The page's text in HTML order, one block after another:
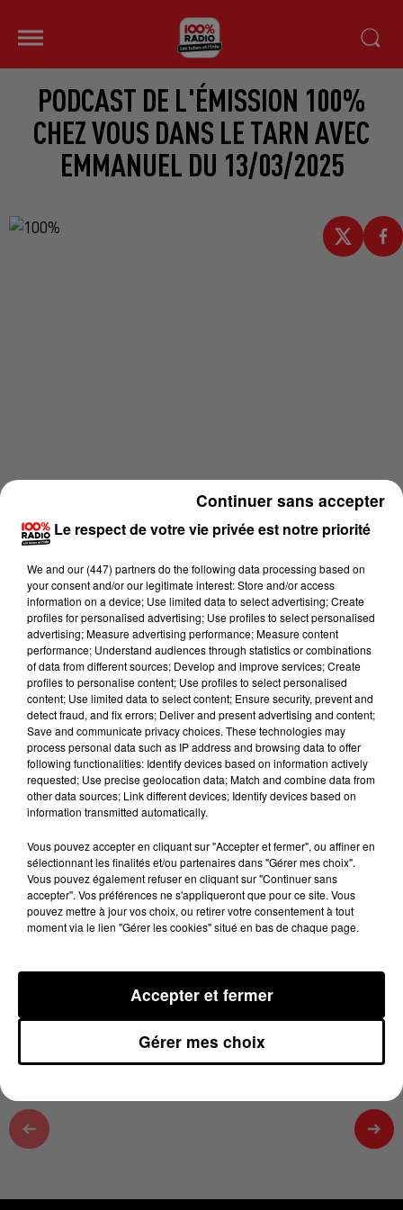
PODCAST DE L'ÉMISSION 100%
CHEZ VOUS DANS LE TARN AVEC
EMMANUEL DU 13/03/2025
Lecture (2 min 22 sec)
Emmanuel Bouisset
100% Chez vous dans le Tarn
13 mars 2025 - 2 min 22 sec
PODCAST DE L'ÉMISSION 100% CHEZ VOUS
DANS LE TARN AVEC EMMANUEL DU
13/03/2025
dans le Tarn avec Emmanuel
Le respect de votre vie privée est notre priorité
We and our (447) partnersdo the following data processing based on
your consent and/or our legitimate interest: Store and/or access
information on a device; Use limited data to select advertising; Create
profiles for personalised advertising; Use profiles to select personalised
advertising; Measure advertising performance; Measure content
performance; Understand audiences through statistics or combinations
of data from different sources; Develop and improve services; Create
profiles to personalise content; Use profiles to select personalised
content; Use limited data to select content; Ensure security, prevent and
detect fraud, and fix errors; Deliver and present advertising and content;
Save and communicate privacy choices. These technologies may
process personal data such as IP address and browsing data to offer
following functionalities: Identify devices based on information actively
requested; Use precise geolocation data; Match and combine data from
other data sources; Link different devices; Identify devices based on
information transmitted automatically.
Vous pouvez accepter en cliquant sur "Accepter et fermer", ou affiner en
sélectionnant les finalités et/ou partenaires dans "Gérer mes choix".
Vous pouvez également refuser en cliquant sur "Continuer sans
accepter". Vos préférences ne s'appliqueront que pour ce site. Vous
pouvez mettre à jour vos choix, ou retirer votre consentement à tout
moment via le lien "Gérer les cookies" situé en bas de chaque page.
Gérer mes choix
Accepter et fermer
Continuer sans accepter